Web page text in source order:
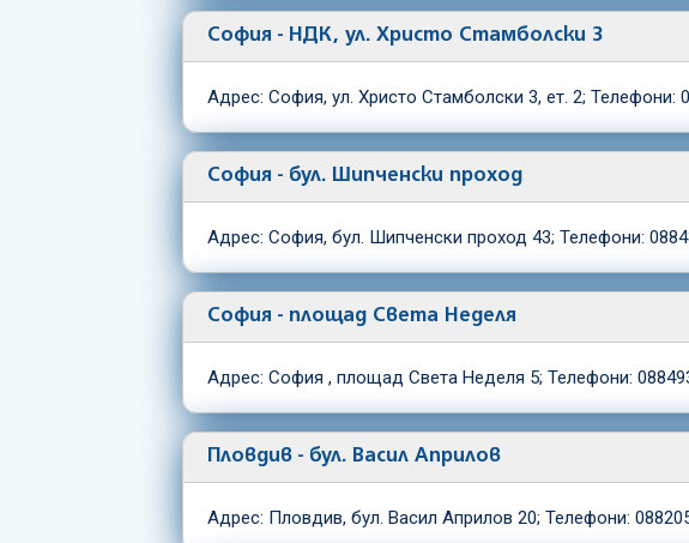
София - НДК, ул. Христо Стамболски 3
Адрес: София, ул. Христо Стамболски 3, ет. 2; Телефони:
София - бул. Шипченски проход
Адрес: София, бул. Шипченски проход 43; Телефони:
София - площад Света Неделя
Адрес: София , площад Света Неделя 5; Телефони:
Пловдив - бул. Васил Априлов
Адрес: Пловдив, бул. Васил Априлов 20; Телефони: